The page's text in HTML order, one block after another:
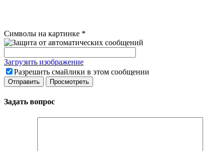
Символы на картинке *
Загрузить изображение
Разрешить смайлики в этом сообщении
Задать вопрос